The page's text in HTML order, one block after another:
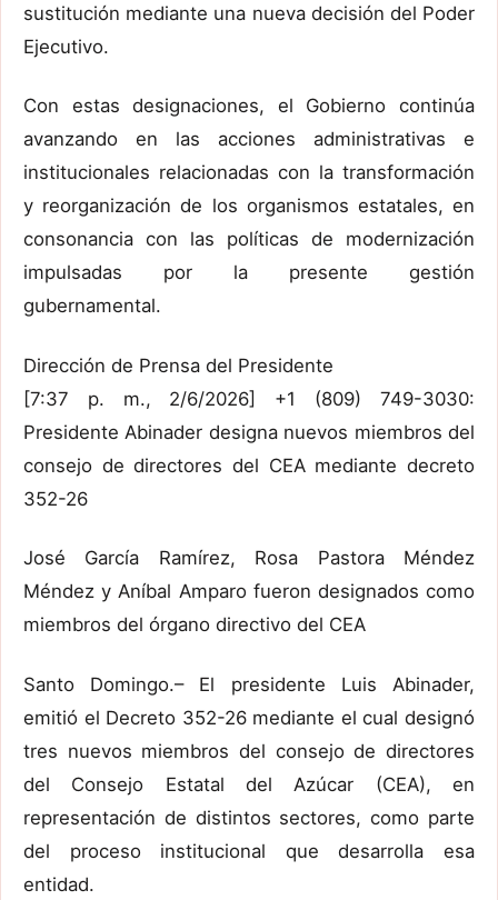
sustitución mediante una nueva decisión del Poder
Ejecutivo.
Con estas designaciones, el Gobierno continúa
avanzando en las acciones administrativas e
institucionales relacionadas con la transformación
y reorganización de los organismos estatales, en
consonancia con las políticas de modernización
impulsadas por la presente gestión
gubernamental.
Dirección de Prensa del Presidente
[7:37 p. m., 2/6/2026] +1 (809) 749-3030:
Presidente Abinader designa nuevos miembros del
consejo de directores del CEA mediante decreto
352-26
José García Ramírez, Rosa Pastora Méndez
Méndez y Aníbal Amparo fueron designados como
miembros del órgano directivo del CEA
Santo Domingo.– El presidente Luis Abinader,
emitió el Decreto 352-26 mediante el cual designó
tres nuevos miembros del consejo de directores
del Consejo Estatal del Azúcar (CEA), en
representación de distintos sectores, como parte
del proceso institucional que desarrolla esa
entidad.